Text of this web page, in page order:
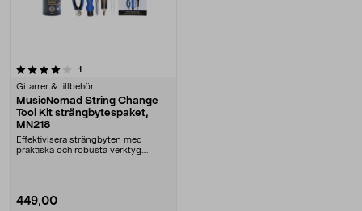
1
Gitarrer & tillbehör
MusicNomad String Change
Tool Kit strängbytespaket,
MN218
Effektivisera strängbyten med
praktiska och robusta verktyg.
449,00